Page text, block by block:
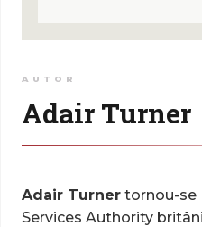
AUTOR
Adair Turner
Adair Turner tornou-se
Services Authority